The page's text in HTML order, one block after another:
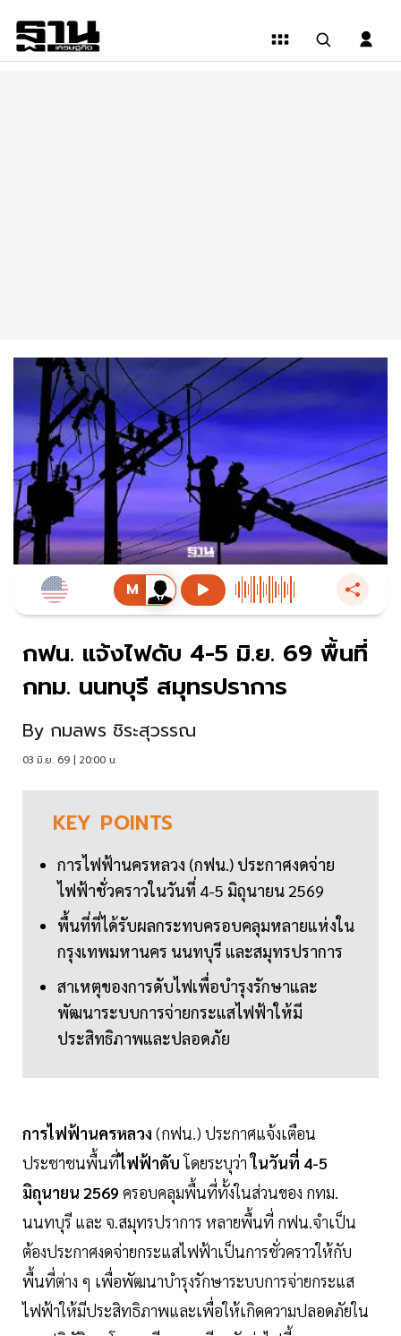
กฟน. แจ้งไฟดับ 4-5 มิ.ย. 69 พื้นที่
กทม. นนทบุรี สมุทรปราการ
By กมลพร ชิระสุวรรณ
03 มิ.ย. 69 | 20:00 น.
KEY POINTS
การไฟฟ้านครหลวง (กฟน.) ประกาศงดจ่าย
ไฟฟ้าชั่วคราวในวันที่ 4-5 มิถุนายน 2569
พื้นที่ที่ได้รับผลกระทบครอบคลุมหลายแห่งใน
กรุงเทพมหานคร นนทบุรี และสมุทรปราการ
สาเหตุของการดับไฟเพื่อบำรุงรักษาและ
พัฒนาระบบการจ่ายกระแสไฟฟ้าให้มี
ประสิทธิภาพและปลอดภัย
การไฟฟ้านครหลวง (กฟน.) ประกาศแจ้งเตือน
ประชาชนพื้นที่ไฟฟ้าดับโดยระบุว่าในวันที่ 4-5
มิถุนายน 2569 ครอบคลุมพื้นที่ทั้งในส่วนของ กทม.
นนทบุรี และ จ.สมุทรปราการ หลายพื้นที่ กฟน.จำเป็น
ต้องประกาศงดจ่ายกระแสไฟฟ้าเป็นการชั่วคราวให้กับ
พื้นที่ต่าง ๆ เพื่อพัฒนาบำรุงรักษาระบบการจ่ายกระแส
ไฟฟ้าให้มีประสิทธิภาพและเพื่อให้เกิดความปลอดภัยใน